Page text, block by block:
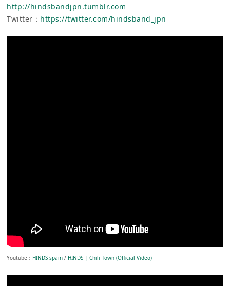
http://hindsbandjpn.tumblr.com
Twitter： https://twitter.com/hindsband_jpn
Youtube： HINDS spain / HINDS | Chili Town (Official Video)